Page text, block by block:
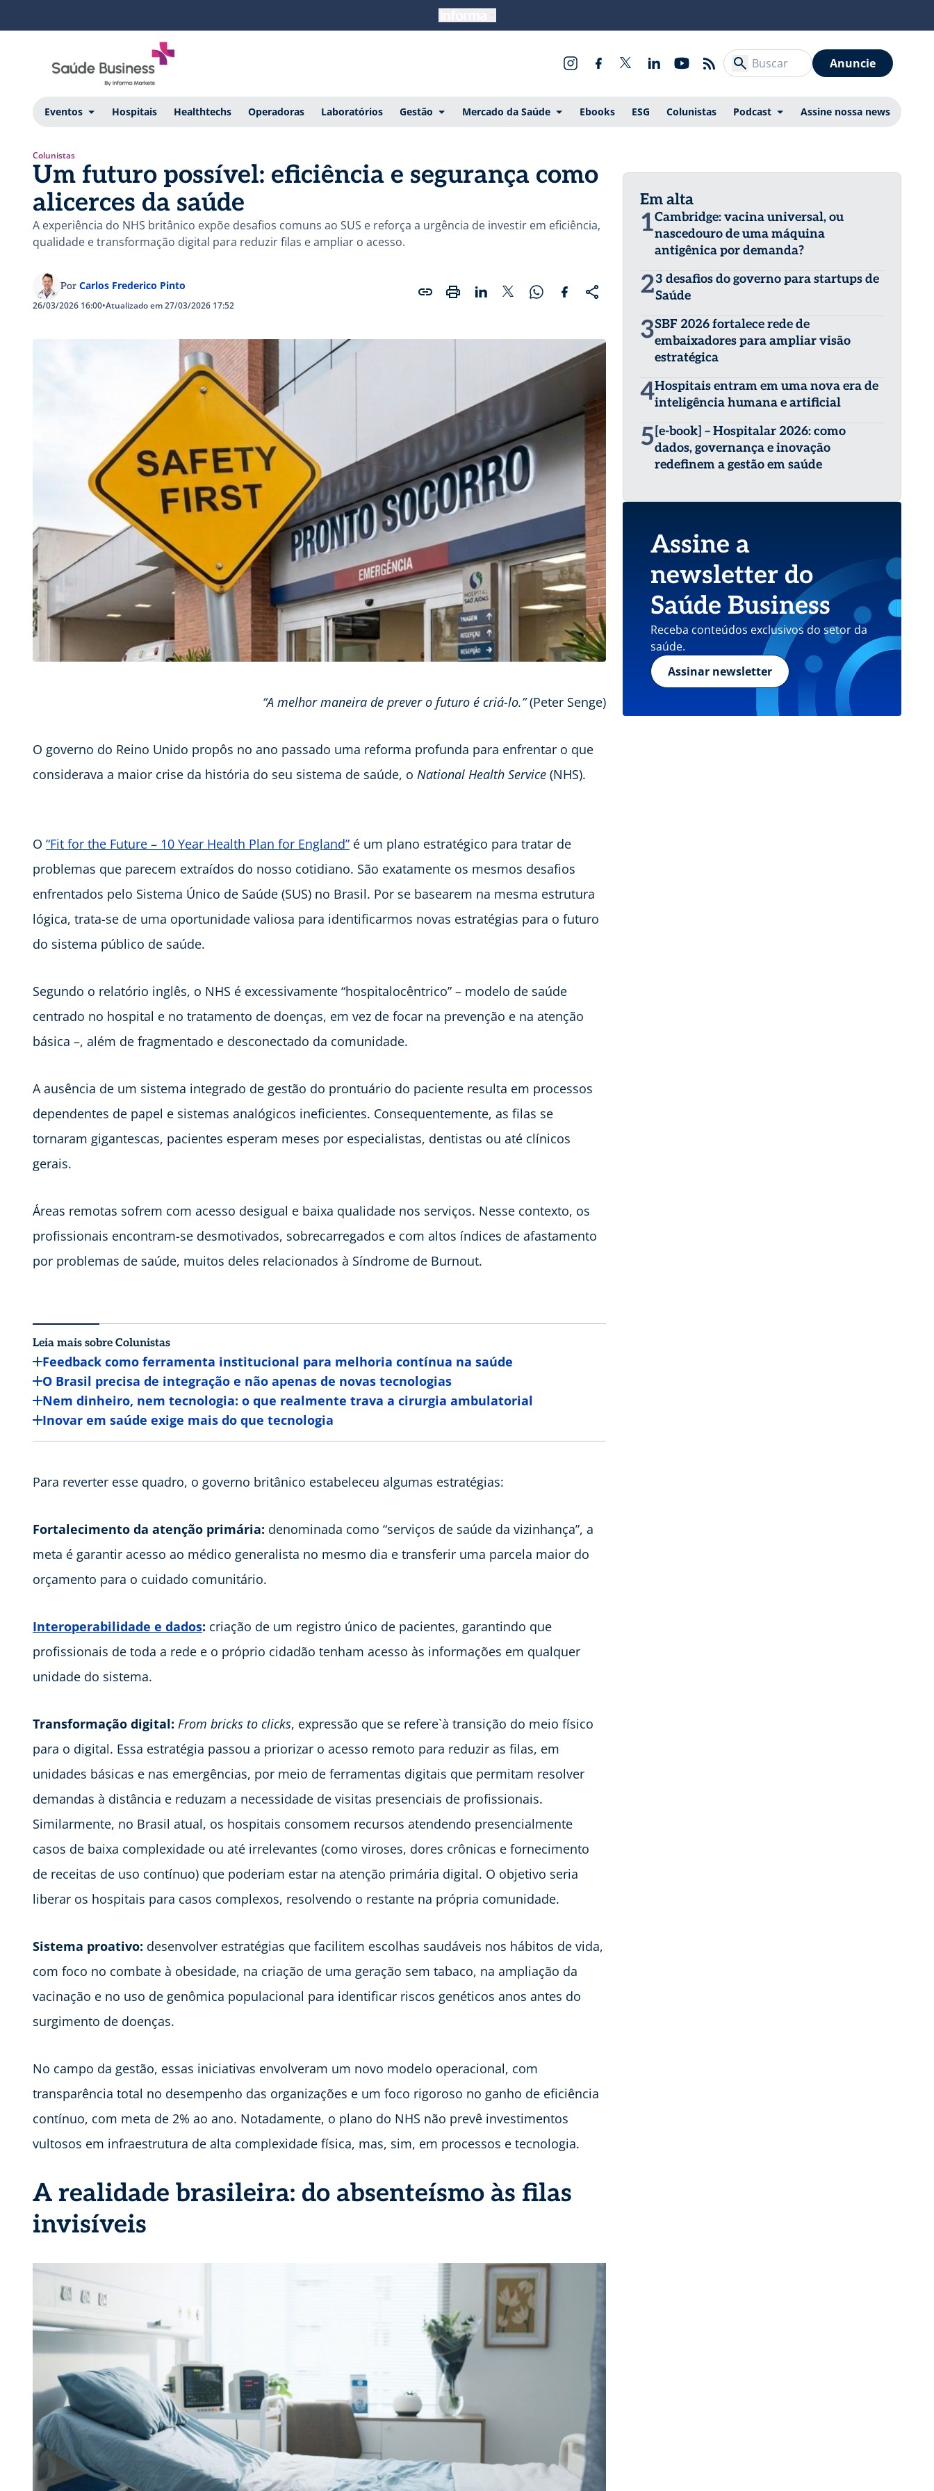
Anuncie
Eventos Hospitais Healthtechs Operadoras Laboratórios Gestão Mercado da Saúde Ebooks ESG Colunistas Podcast Assine nossa news
Colunistas
Um futuro possível: eficiência e segurança como
alicerces da saúde
A experiência do NHS britânico expõe desafios comuns ao SUS e reforça a urgência de investir em eficiência,
qualidade e transformação digital para reduzir filas e ampliar o acesso.
Por Carlos Frederico Pinto
26/03/2026 16:00•Atualizado em 27/03/2026 17:52
“A melhor maneira de prever o futuro é criá-lo.”(Peter Senge)
O governo do Reino Unido propôs no ano passado uma reforma profunda para enfrentar o que
considerava a maior crise da história do seu sistema de saúde, o National Health Service (NHS).
O “Fit for the Future – 10 Year Health Plan for England” é um plano estratégico para tratar de
problemas que parecem extraídos do nosso cotidiano. São exatamente os mesmos desafios
enfrentados pelo Sistema Único de Saúde (SUS) no Brasil. Por se basearem na mesma estrutura
lógica, trata-se de uma oportunidade valiosa para identificarmos novas estratégias para o futuro
do sistema público de saúde.
Segundo o relatório inglês, o NHS é excessivamente “hospitalocêntrico” – modelo de saúde
centrado no hospital e no tratamento de doenças, em vez de focar na prevenção e na atenção
básica –, além de fragmentado e desconectado da comunidade.
A ausência de um sistema integrado de gestão do prontuário do paciente resulta em processos
dependentes de papel e sistemas analógicos ineficientes. Consequentemente, as filas se
tornaram gigantescas, pacientes esperam meses por especialistas, dentistas ou até clínicos
gerais.
Áreas remotas sofrem com acesso desigual e baixa qualidade nos serviços. Nesse contexto, os
profissionais encontram-se desmotivados, sobrecarregados e com altos índices de afastamento
por problemas de saúde, muitos deles relacionados à Síndrome de Burnout.
Leia mais sobre Colunistas
Feedback como ferramenta institucional para melhoria contínua na saúde
O Brasil precisa de integração e não apenas de novas tecnologias
Nem dinheiro, nem tecnologia: o que realmente trava a cirurgia ambulatorial
Inovar em saúde exige mais do que tecnologia
Para reverter esse quadro, o governo britânico estabeleceu algumas estratégias:
Fortalecimento da atenção primária: denominada como “serviços de saúde da vizinhança”, a
meta é garantir acesso ao médico generalista no mesmo dia e transferir uma parcela maior do
orçamento para o cuidado comunitário.
Interoperabilidade e dados: criação de um registro único de pacientes, garantindo que
profissionais de toda a rede e o próprio cidadão tenham acesso às informações em qualquer
unidade do sistema.
Transformação digital: From bricks to clicks, expressão que se refere`à transição do meio físico
para o digital. Essa estratégia passou a priorizar o acesso remoto para reduzir as filas, em
unidades básicas e nas emergências, por meio de ferramentas digitais que permitam resolver
demandas à distância e reduzam a necessidade de visitas presenciais de profissionais.
Similarmente, no Brasil atual, os hospitais consomem recursos atendendo presencialmente
casos de baixa complexidade ou até irrelevantes (como viroses, dores crônicas e fornecimento
de receitas de uso contínuo) que poderiam estar na atenção primária digital. O objetivo seria
liberar os hospitais para casos complexos, resolvendo o restante na própria comunidade.
Sistema proativo: desenvolver estratégias que facilitem escolhas saudáveis nos hábitos de vida,
com foco no combate à obesidade, na criação de uma geração sem tabaco, na ampliação da
vacinação e no uso de genômica populacional para identificar riscos genéticos anos antes do
surgimento de doenças.
No campo da gestão, essas iniciativas envolveram um novo modelo operacional, com
transparência total no desempenho das organizações e um foco rigoroso no ganho de eficiência
contínuo, com meta de 2% ao ano. Notadamente, o plano do NHS não prevê investimentos
vultosos em infraestrutura de alta complexidade física, mas, sim, em processos e tecnologia.
A realidade brasileira: do absenteísmo às filas
invisíveis
Em alta
1Cambridge: vacina universal, ou
nascedouro de uma máquina
antigênica por demanda?
23 desafios do governo para startups de
Saúde
3SBF 2026 fortalece rede de
embaixadores para ampliar visão
estratégica
4Hospitais entram em uma nova era de
inteligência humana e artificial
5 [e-book] – Hospitalar 2026: como
dados, governança e inovação
redefinem a gestão em saúde
Assine a
newsletter do
Saúde Business
Receba conteúdos exclusivos do setor da
saúde.
Assinar newsletter